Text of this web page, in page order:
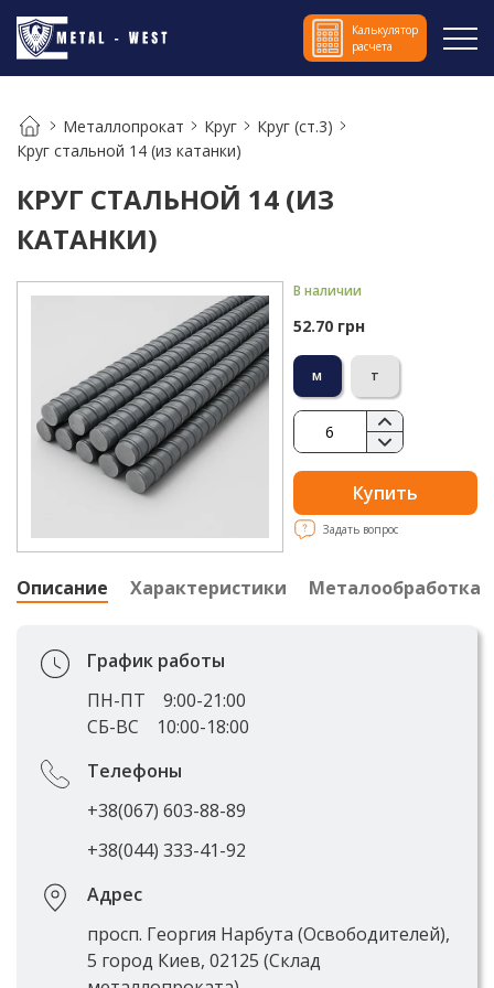
Калькулятор
расчета
Металлопрокат Круг
Круг (ст.3)
Круг стальной 14 (из катанки)
КРУГ СТАЛЬНОЙ 14 (ИЗ
КАТАНКИ)
В наличии
52.70 грн
м т
Купить
Задать вопрос
Описание Характеристики Металообработка
График работы
ПН-ПТ
9:00-21:00
СБ-ВС
10:00-18:00
Телефоны
+38(067) 603-88-89
+38(044) 333-41-92
Адрес
просп. Георгия Нарбута (Освободителей),
5 город Киев, 02125 (Склад